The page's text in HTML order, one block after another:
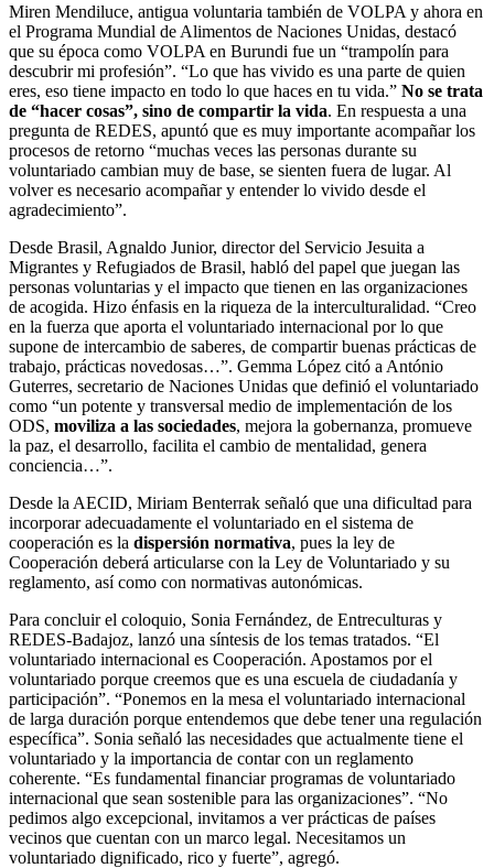
Miren Mendiluce, antigua voluntaria también de VOLPA y ahora en
el Programa Mundial de Alimentos de Naciones Unidas, destacó
que su época como VOLPA en Burundi fue un “trampolín para
descubrir mi profesión”. “Lo que has vivido es una parte de quien
eres, eso tiene impacto en todo lo que haces en tu vida.” No se trata
de “hacer cosas”, sino de compartir la vida. En respuesta a una
pregunta de REDES, apuntó que es muy importante acompañar los
procesos de retorno “muchas veces las personas durante su
voluntariado cambian muy de base, se sienten fuera de lugar. Al
volver es necesario acompañar y entender lo vivido desde el
agradecimiento”.
Desde Brasil, Agnaldo Junior, director del Servicio Jesuita a
Migrantes y Refugiados de Brasil, habló del papel que juegan las
personas voluntarias y el impacto que tienen en las organizaciones
de acogida. Hizo énfasis en la riqueza de la interculturalidad. “Creo
en la fuerza que aporta el voluntariado internacional por lo que
supone de intercambio de saberes, de compartir buenas prácticas de
trabajo, prácticas novedosas…”. Gemma López citó a António
Guterres, secretario de Naciones Unidas que definió el voluntariado
como “un potente y transversal medio de implementación de los
ODS, moviliza a las sociedades, mejora la gobernanza, promueve
la paz, el desarrollo, facilita el cambio de mentalidad, genera
conciencia…”.
Desde la AECID, Miriam Benterrak señaló que una dificultad para
incorporar adecuadamente el voluntariado en el sistema de
cooperación es la dispersión normativa, pues la ley de
Cooperación deberá articularse con la Ley de Voluntariado y su
reglamento, así como con normativas autonómicas.
Para concluir el coloquio, Sonia Fernández, de Entreculturas y
REDES-Badajoz, lanzó una síntesis de los temas tratados. “El
voluntariado internacional es Cooperación. Apostamos por el
voluntariado porque creemos que es una escuela de ciudadanía y
participación”. “Ponemos en la mesa el voluntariado internacional
de larga duración porque entendemos que debe tener una regulación
específica”. Sonia señaló las necesidades que actualmente tiene el
voluntariado y la importancia de contar con un reglamento
coherente. “Es fundamental financiar programas de voluntariado
internacional que sean sostenible para las organizaciones”. “No
pedimos algo excepcional, invitamos a ver prácticas de países
vecinos que cuentan con un marco legal. Necesitamos un
voluntariado dignificado, rico y fuerte”, agregó.